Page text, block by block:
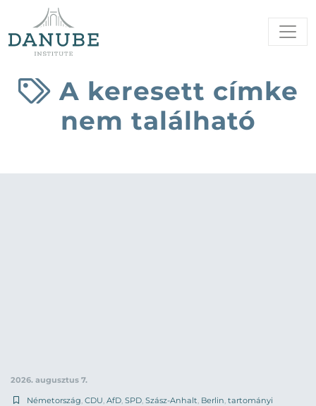
A keresett címke
nem található
2026. augusztus 7.
Németország CDU AfD SPD Szász-Anhalt Berlin tartományi